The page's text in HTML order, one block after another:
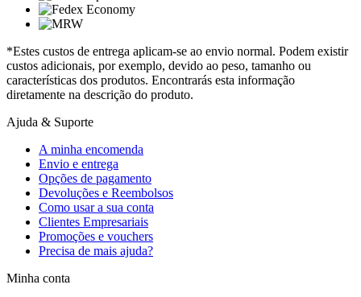
*Estes custos de entrega aplicam-se ao envio normal. Podem existir
custos adicionais, por exemplo, devido ao peso, tamanho ou
características dos produtos. Encontrarás esta informação
diretamente na descrição do produto.
Ajuda & Suporte
A minha encomenda
Envio e entrega
Opções de pagamento
Devoluções e Reembolsos
Como usar a sua conta
Clientes Empresariais
Promoções e vouchers
Precisa de mais ajuda?
Minha conta